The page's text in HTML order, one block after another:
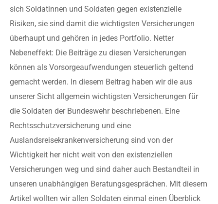
sich Soldatinnen und Soldaten gegen existenzielle
Risiken, sie sind damit die wichtigsten Versicherungen
überhaupt und gehören in jedes Portfolio. Netter
Nebeneffekt: Die Beiträge zu diesen Versicherungen
können als Vorsorgeaufwendungen steuerlich geltend
gemacht werden. In diesem Beitrag haben wir die aus
unserer Sicht allgemein wichtigsten Versicherungen für
die Soldaten der Bundeswehr beschriebenen. Eine
Rechtsschutzversicherung und eine
Auslandsreisekrankenversicherung sind von der
Wichtigkeit her nicht weit von den existenziellen
Versicherungen weg und sind daher auch Bestandteil in
unseren unabhängigen Beratungsgesprächen. Mit diesem
Artikel wollten wir allen Soldaten einmal einen Überblick